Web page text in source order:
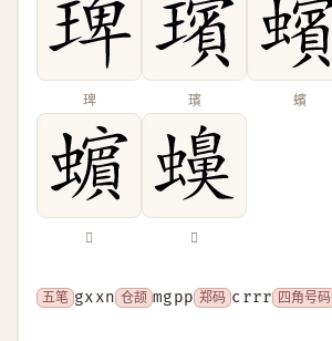
琕 璸 蠙
𧓍 𧓝
五笔 gxxn 仓颉 mgpp 郑码 crrr 四角号码